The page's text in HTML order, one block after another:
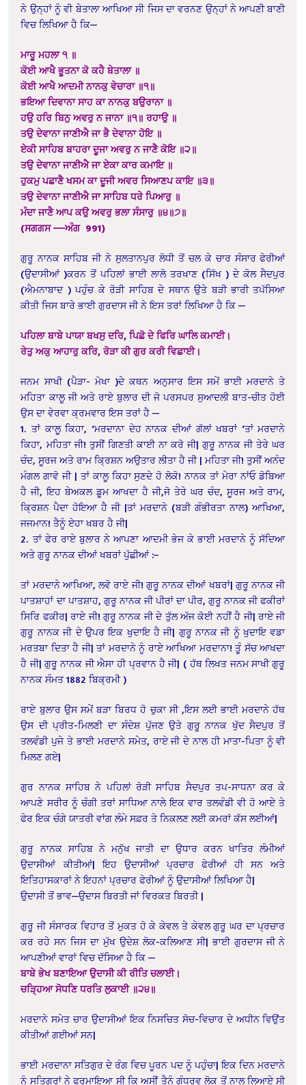
ਨੇ ਉਨ੍ਹਾਂ ਨੂੰ ਵੀ ਬੇਤਾਲਾ ਆਖਿਆ ਸੀ ਜਿਸ ਦਾ ਵਰਨਣ ਉਨ੍ਹਾਂ ਨੇ ਆਪਣੀ ਬਾਣੀ
ਵਿਚ ਲਿਖਿਆ ਹੈ ਕਿ—
ਮਾਰੂ ਮਹਲਾ ੧ ॥
ਕੋਈ ਆਖੈ ਭੂਤਨਾ ਕੋ ਕਹੈ ਬੇਤਾਲਾ ॥
ਕੋਈ ਆਖੈ ਆਦਮੀ ਨਾਨਕੁ ਵੇਚਾਰਾ ॥੧॥
ਭਇਆ ਦਿਵਾਨਾ ਸਾਹ ਕਾ ਨਾਨਕੁ ਬਉਰਾਨਾ ॥
ਹਉ ਹਰਿ ਬਿਨੁ ਅਵਰੁ ਨ ਜਾਨਾ ॥੧॥ ਰਹਾਉ ॥
ਤਉ ਦੇਵਾਨਾ ਜਾਣੀਐ ਜਾ ਭੈ ਦੇਵਾਨਾ ਹੋਇ ॥
ਏਕੀ ਸਾਹਿਬ ਬਾਹਰਾ ਦੂਜਾ ਅਵਰੁ ਨ ਜਾਣੈ ਕੋਇ ॥੨॥
ਤਉ ਦੇਵਾਨਾ ਜਾਣੀਐ ਜਾ ਏਕਾ ਕਾਰ ਕਮਾਇ ॥
ਹੁਕਮੁ ਪਛਾਣੈ ਖਸਮ ਕਾ ਦੂਜੀ ਅਵਰ ਸਿਆਣਪ ਕਾਇ ॥੩॥
ਤਉ ਦੇਵਾਨਾ ਜਾਣੀਐ ਜਾ ਸਾਹਿਬ ਧਰੇ ਪਿਆਰੁ ॥
ਮੰਦਾ ਜਾਣੈ ਆਪ ਕਉ ਅਵਰੁ ਭਲਾ ਸੰਸਾਰੁ ॥੪॥੭॥
(ਸਗਗਸ —–ਅੰਗ 991)
ਗੁਰੂ ਨਾਨਕ ਸਾਹਿਬ ਜੀ ਨੇ ਸੁਲਤਾਨਪੁਰ ਲੋਧੀ ਤੋਂ ਚਲ ਕੇ ਚਾਰ ਸੰਸਾਰ ਫੇਰੀਆਂ
(ਉਦਾਸੀਆਂ )ਕਰਨ ਤੋਂ ਪਹਿਲਾਂ ਭਾਈ ਲਾਲੋ ਤਰਖਾਣ (ਸਿੱਖ ) ਦੇ ਕੋਲ ਸੈਦਪੁਰ
(ਐਮਨਾਬਾਦ ) ਪਹੁੰਚ ਕੇ ਰੋੜੀ ਸਾਹਿਬ ਦੇ ਸਥਾਨ ਉਤੇ ਬੜੀ ਭਾਰੀ ਤਪੱਸਿਆ
ਕੀਤੀ ਜਿਸ ਬਾਰੇ ਭਾਈ ਗੁਰਦਾਸ ਜੀ ਨੇ ਇਸ ਤਰਾਂ ਲਿਖਿਆ ਹੈ ਕਿ —
ਪਹਿਲਾ ਬਾਬੇ ਪਾਯਾ ਬਖਸੁ ਦਰਿ, ਪਿਛੋ ਦੇ ਫਿਰਿ ਘਾਲਿ ਕਮਾਈ।
ਰੇਤੁ ਅਕੁ ਆਹਾਰੁ ਕਰਿ, ਰੋੜਾ ਕੀ ਗੁਰ ਕਰੀ ਵਿਛਾਈ।
ਜਨਮ ਸਾਖੀ (ਪੈੜਾ- ਮੋਖਾ )ਦੇ ਕਥਨ ਅਨੁਸਾਰ ਇਸ ਸਮੇਂ ਭਾਈ ਮਰਦਾਨੇ ਤੇ
ਮਹਿਤਾ ਕਾਲੂ ਜੀ ਅਤੇ ਰਾਏ ਬੁਲਾਰ ਦੀ ਜੋ ਪਰਸਪਰ ਸੁਆਦਲੀ ਬਾਤ-ਚੀਤ ਹੋਈ
ਉਸ ਦਾ ਵੇਰਵਾ ਕ੍ਰਮਵਾਰ ਇਸ ਤਰਾਂ ਹੈ —
1. ਤਾਂ ਕਾਲੂ ਕਿਹਾ, ‘ਮਰਦਾਨਾ ਦੇਹ ਨਾਨਕ ਦੀਆਂ ਗੱਲਾਂ ਖਬਰਾਂ ‘ਤਾਂ ਮਰਦਾਨੇ
ਕਿਹਾ, ਮਹਿਤਾ ਜੀ! ਤੁਸੀਂ ਗਿਣਤੀ ਕਾਈ ਨਾ ਕਰੋ ਜੀ| ਗੁਰੂ ਨਾਨਕ ਜੀ ਤੇਰੇ ਘਰ
ਚੰਦ, ਸੂਰਜ ਅਤੇ ਰਾਮ ਕ੍ਰਿਸ਼ਨ ਅਉਤਾਰ ਲੀਤਾ ਹੈ ਜੀ | ਮਹਿਤਾ ਜੀ! ਤੁਸੀਂ ਅਨੰਦ
ਮੰਗਲ ਗਾਵੋ ਜੀ | ਤਾਂ ਕਾਲੂ ਕਿਹਾ ਸੁਣਦੇ ਹੋ ਲੋਕੋ! ਨਾਨਕ ਤਾਂ ਮੇਰਾ ਨਾਂਓ ਡੋਬਿਆ
ਹੈ ਜੀ, ਇਹ ਬੇਅਕਲ ਡੂਮ ਆਖਦਾ ਹੈ ਜੀ,ਜੋ ਤੇਰੇ ਘਰ ਚੰਦ, ਸੂਰਜ ਅਤੇ ਰਾਮ,
ਕ੍ਰਿਸ਼ਨ ਪੈਦਾ ਹੋਇਆ ਹੈ ਜੀ |ਤਾਂ ਮਰਦਾਨੇ (ਬੜੀ ਗੰਭੀਰਤਾ ਨਾਲ) ਆਖਿਆ,
ਜਜਮਾਨ! ਤੈਨੂੰ ਏਹਾ ਖਬਰ ਹੈ ਜੀ|
2. ਤਾਂ ਫੇਰ ਰਾਏ ਬੁਲਾਰ ਨੇ ਆਪਣਾ ਆਦਮੀ ਭੇਜ ਕੇ ਭਾਈ ਮਰਦਾਨੇ ਨੂੰ ਸੱਦਿਆ
ਅਤੇ ਗੁਰੂ ਨਾਨਕ ਦੀਆਂ ਖਬਰਾਂ ਪੁੱਛੀਆਂ :–
ਤਾਂ ਮਰਦਾਨੇ ਆਖਿਆ, ਲਵੋ ਰਾਏ ਜੀ! ਗੁਰੂ ਨਾਨਕ ਦੀਆਂ ਖਬਰਾਂ| ਗੁਰੂ ਨਾਨਕ ਜੀ
ਪਾਤਸ਼ਾਹਾਂ ਦਾ ਪਾਤਸ਼ਾਹ, ਗੁਰੂ ਨਾਨਕ ਜੀ ਪੀਰਾਂ ਦਾ ਪੀਰ, ਗੁਰੂ ਨਾਨਕ ਜੀ ਫਕੀਰਾਂ
ਸਿਰਿ ਫਕੀਰ| ਰਾਏ ਜੀ! ਗੁਰੂ ਨਾਨਕ ਜੀ ਦੇ ਤੁੱਲ ਅੱਜ ਕੋਈ ਨਹੀਂ ਹੈ ਜੀ| ਰਾਏ ਜੀ
ਗੁਰੂ ਨਾਨਕ ਜੀ ਦੇ ਉਪਰ ਇਕ ਖੁਦਾਇ ਹੈ ਜੀ| ਗੁਰੂ ਨਾਨਕ ਜੀ ਨੂੰ ਖੁਦਾਇ ਵਡਾ
ਮਰਤਬਾ ਦਿਤਾ ਹੈ ਜੀ| ਤਾਂ ਮਰਦਾਨੇ ਨੂੰ ਰਾਏ ਆਖਿਆ ਮਰਦਾਨਾ! ਤੂੰ ਸੱਚ ਆਖਦਾ
ਹੈ ਜੀ| ਗੁਰੂ ਨਾਨਕ ਜੀ ਐਸਾ ਹੀ ਪ੍ਰਵਾਨ ਹੈ ਜੀ| ( ਹੱਥ ਲਿਖਤ ਜਨਮ ਸਾਖੀ ਗੁਰੂ
ਨਾਨਕ ਸੰਮਤ 1882 ਬਿਕ੍ਰਮੀ )
ਰਾਏ ਬੁਲਾਰ ਉਸ ਸਮੇਂ ਬੜਾ ਬਿਰਧ ਹੋ ਚੁਕਾ ਸੀ ,ਇਸ ਲਈ ਭਾਈ ਮਰਦਾਨੇ ਹੱਥ
ਉਸ ਦੀ ਪ੍ਰੀਤ-ਮਿਲਣੀ ਦਾ ਸੰਦੇਸ਼ ਪੁੱਜਣ ਉਤੇ ਗੁਰੂ ਨਾਨਕ ਖੁੱਦ ਸੈਦਪੁਰ ਤੋਂ
ਤਲਵੰਡੀ ਪੁਜੇ ਤੇ ਭਾਈ ਮਰਦਾਨੇ ਸਮੇਤ, ਰਾਏ ਜੀ ਦੇ ਨਾਲ ਹੀ ਮਾਤਾ-ਪਿਤਾ ਨੂੰ ਵੀ
ਮਿਲਣ ਗਏ|
ਗੁਰ ਨਾਨਕ ਸਾਹਿਬ ਨੇ ਪਹਿਲਾਂ ਰੋੜੀ ਸਾਹਿਬ ਸੈਦਪੁਰ ਤਪ-ਸਾਧਨਾ ਕਰ ਕੇ
ਆਪਣੇ ਸਰੀਰ ਨੂੰ ਚੰਗੀ ਤਰਾਂ ਸਾਧਿਆ ਨਾਲੇ ਇਕ ਵਾਰ ਤਲਵੰਡੀ ਵੀ ਹੋ ਆਏ ਤੇ
ਫੇਰ ਇਕ ਚੰਗੇ ਯਾਤਰੀ ਵਾਂਗ ਲੰਮੇ ਸਫ਼ਰ ਤੇ ਨਿਕਲਣ ਲਈ ਕਮਰਾਂ ਕੱਸ ਲਈਆਂ|
ਗੁਰੂ ਨਾਨਕ ਸਾਹਿਬ ਨੇ ਮਨੁੱਖ ਜਾਤੀ ਦਾ ਉਧਾਰ ਕਰਨ ਖਾਤਿਰ ਲੰਮੀਆਂ
ਉਦਾਸੀਆਂ ਕੀਤੀਆਂ| ਇਹ ਉਦਾਸੀਆਂ ਪ੍ਰਚਾਰ ਫੇਰੀਆਂ ਹੀ ਸਨ ਅਤੇ
ਇਤਿਹਾਸਕਾਰਾਂ ਨੇ ਇਹਨਾਂ ਪ੍ਰਚਾਰ ਫੇਰੀਆਂ ਨੂੰ ਉਦਾਸੀਆਂ ਲਿਖਿਆ ਹੈ|
ਉਦਾਸੀ ਤੋਂ ਭਾਵ—ਉਦਾਸ ਬਿਰਤੀ ਜਾਂ ਵਿਰਕਤ ਬਿਰਤੀ |
ਗੁਰੂ ਜੀ ਸੰਸਾਰਕ ਵਿਹਾਰ ਤੋਂ ਮੁਕਤ ਹੋ ਕੇ ਕੇਵਲ ਤੇ ਕੇਵਲ ਗੁਰੂ ਘਰ ਦਾ ਪ੍ਰਚਾਰ
ਕਰ ਰਹੇ ਸਨ ਜਿਸ ਦਾ ਮੁੱਖ ਉਦੇਸ਼ ਲੋਕ-ਕਲਿਆਣ ਸੀ| ਭਾਈ ਗੁਰਦਾਸ ਜੀ ਨੇ
ਆਪਣੀਆਂ ਵਾਰਾਂ ਵਿਚ ਦੱਸਿਆ ਹੈ ਕਿ —
ਬਾਬੇ ਭੇਖ ਬਣਾਇਆ ਉਦਾਸੀ ਕੀ ਰੀਤਿ ਚਲਾਈ।
ਚੜ੍ਹਿਆ ਸੋਧਣਿ ਧਰਤਿ ਲੁਕਾਈ ॥੨੪॥
ਮਰਦਾਨੇ ਸਮੇਤ ਚਾਰ ਉਦਾਸੀਆਂ ਇਕ ਨਿਸਚਿਤ ਸੋਚ-ਵਿਚਾਰ ਦੇ ਅਧੀਨ ਵਿਉਂਤ
ਕੀਤੀਆਂ ਗਈਆਂ ਸਨ|
ਭਾਈ ਮਰਦਾਨਾ ਸਤਿਗੁਰ ਦੇ ਰੰਗ ਵਿਚ ਪੂਰਨ ਪਦ ਨੂੰ ਪਹੁੰਚਾ| ਇਕ ਦਿਨ ਮਰਦਾਨੇ
ਨੂੰ ਸਤਿਗੁਰਾਂ ਨੇ ਫਰਮਾਇਆ ਸੀ ਕਿ ਅਸੀਂ ਤੈਨੂੰ ਗੰਧਰਵ ਲੋਕ ਤੋਂ ਨਾਲ ਲਿਆਏ ਸੀ